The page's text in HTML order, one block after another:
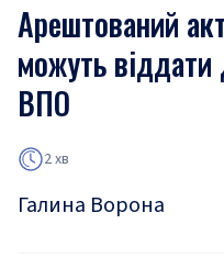
Арештований
можуть
ВПО
2 хв
Галина Ворона